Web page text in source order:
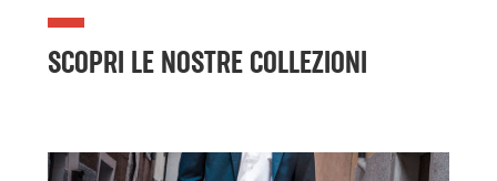
SCOPRI LE NOSTRE COLLEZIONI